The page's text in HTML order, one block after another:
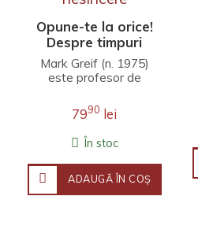
Opune-te la orice!
Despre timpuri
nesincere
Mark Greif (n. 1975)
este profesor de
Universitatea Stanford.
Fineţea observaţ..
7990 lei
În stoc
ADAUGĂ ÎN COŞ